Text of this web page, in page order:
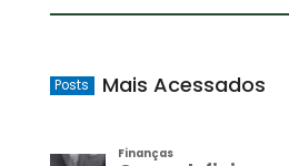
Posts Mais Acessados